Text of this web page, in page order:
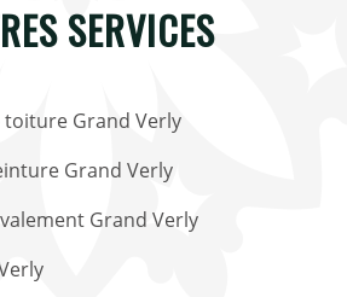
SERVICES
toiture Grand Verly
Grand Verly
Grand Verly